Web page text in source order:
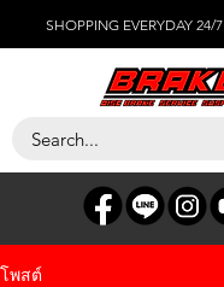
SHOPPING EVERYDAY 24/7
โพสต์